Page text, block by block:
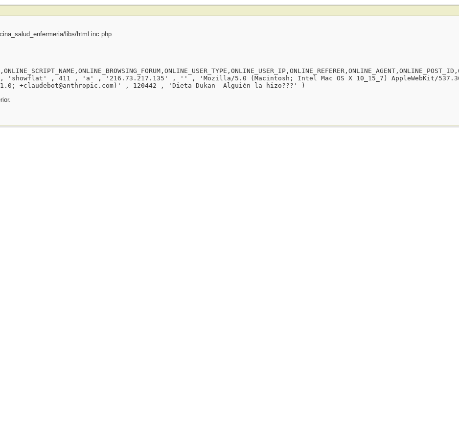
libs/html.inc.php
, 'showflat' , 411 , 'a' , '216.73.217.135' , '' , 'Mozilla/5.0 (Macintosh; Intel Mac OS X 10_15_7) AppleWebKit/
1.0; +claudebot@anthropic.com)' , 120442 , 'Dieta Dukan- Alguién la hizo???' )